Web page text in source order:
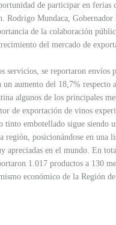
de participar en ferias
Rodrigo Mundaca, Gobernador
de la colaboración
del mercado de
servicios, se reportaron envíos
un aumento del 18,7% respecto
algunos de los principales
de exportación de vinos
tinto embotellado sigue siendo
región, posicionándose en una
apreciadas en el mundo. En
1.017 productos a 130
económico de la Región